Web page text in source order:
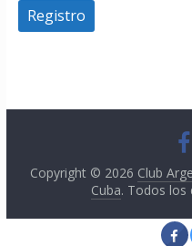
Copyright © 2026 Club
Cuba. Todos los